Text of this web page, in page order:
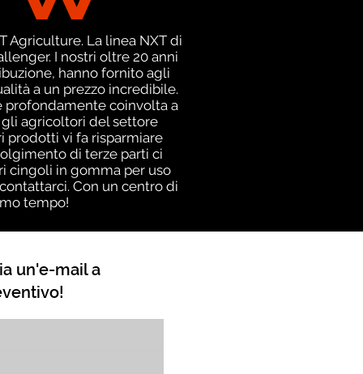
Agriculture. La linea NXT di
I nostri oltre 20 anni
hanno fornito agli
a un prezzo incredibile.
profondamente coinvolta a
agricoltori del settore
prodotti vi fa risparmiare
di terze parti ci
cingoli in gomma per uso
Con un centro di
tempo!
un'e-mail a